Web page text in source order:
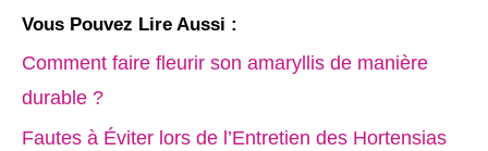
Vous Pouvez Lire Aussi :
Comment faire fleurir son amaryllis de manière
durable ?
Fautes à Éviter lors de l’Entretien des Hortensias